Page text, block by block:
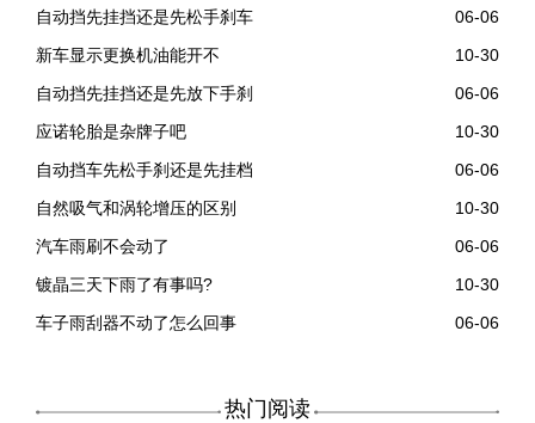
自动挡先挂挡还是先松手刹车
06-06
新车显示更换机油能开不
10-30
自动挡先挂挡还是先放下手刹
06-06
应诺轮胎是杂牌子吧
10-30
自动挡车先松手刹还是先挂档
06-06
自然吸气和涡轮增压的区别
10-30
汽车雨刷不会动了
06-06
镀晶三天下雨了有事吗?
10-30
车子雨刮器不动了怎么回事
06-06
热门阅读